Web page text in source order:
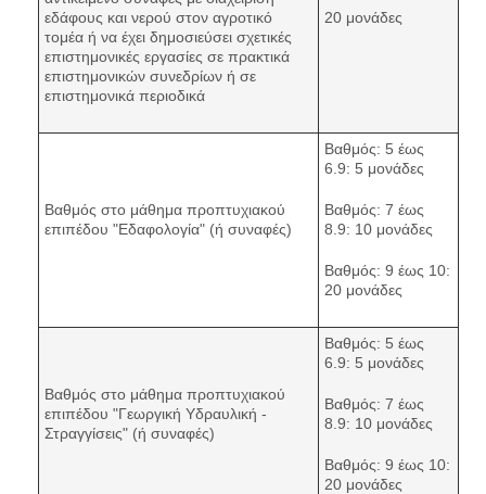
εδάφους και νερού στον αγροτικό
τομέα ή να έχει δημοσιεύσει σχετικές
επιστημονικές εργασίες σε πρακτικά
επιστημονικών συνεδρίων ή σε
επιστημονικά περιοδικά
20 μονάδες
Βαθμός στο μάθημα προπτυχιακού
επιπέδου "Εδαφολογία" (ή συναφές)
Βαθμός: 5 έως
6.9: 5 μονάδες
Βαθμός: 7 έως
8.9: 10 μονάδες
Βαθμός: 9 έως 10:
20 μονάδες
Βαθμός στο μάθημα προπτυχιακού
επιπέδου "Γεωργική Υδραυλική -
Στραγγίσεις" (ή συναφές)
Βαθμός: 5 έως
6.9: 5 μονάδες
Βαθμός: 7 έως
8.9: 10 μονάδες
Βαθμός: 9 έως 10:
20 μονάδες